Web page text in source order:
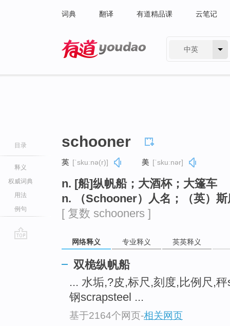
词典 翻译 有道精品课 云笔记
中英
目录
释义
权威词典
用法
例句
schooner
英 [ˈskuːnə(r)] 美 [ˈskuːnər]
n. [船]纵帆船；大酒杯；大篷车
n. （Schooner）人名；（英）斯
[ 复数 schooners ]
网络释义 专业释义 英英释义
双桅纵帆船
... 水垢,?皮,标尺,刻度,比例尺,
钢scrapsteel ...
基于2164个网页-相关网页